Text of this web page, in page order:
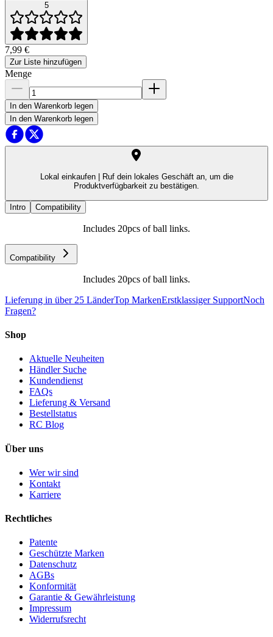
5
7,99 €
Zur Liste hinzufügen
Menge
In den Warenkorb legen
In den Warenkorb legen
Lokal einkaufen |
Ruf dein lokales Geschäft an, um die
Produktverfügbarkeit zu bestätigen.
Intro Compatibility
Includes 20pcs of ball links.
Compatibility
Includes 20pcs of ball links.
Lieferung in über 25 LänderTop MarkenErstklassiger SupportNoch
Fragen?
Shop
Aktuelle Neuheiten
Händler Suche
Kundendienst
FAQs
Lieferung & Versand
Bestellstatus
RC Blog
Über uns
Wer wir sind
Kontakt
Karriere
Rechtliches
Patente
Geschützte Marken
Datenschutz
AGBs
Konformität
Garantie & Gewährleistung
Impressum
Widerrufsrecht